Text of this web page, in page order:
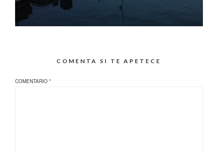
COMENTA SI TE APETECE
COMENTARIO*